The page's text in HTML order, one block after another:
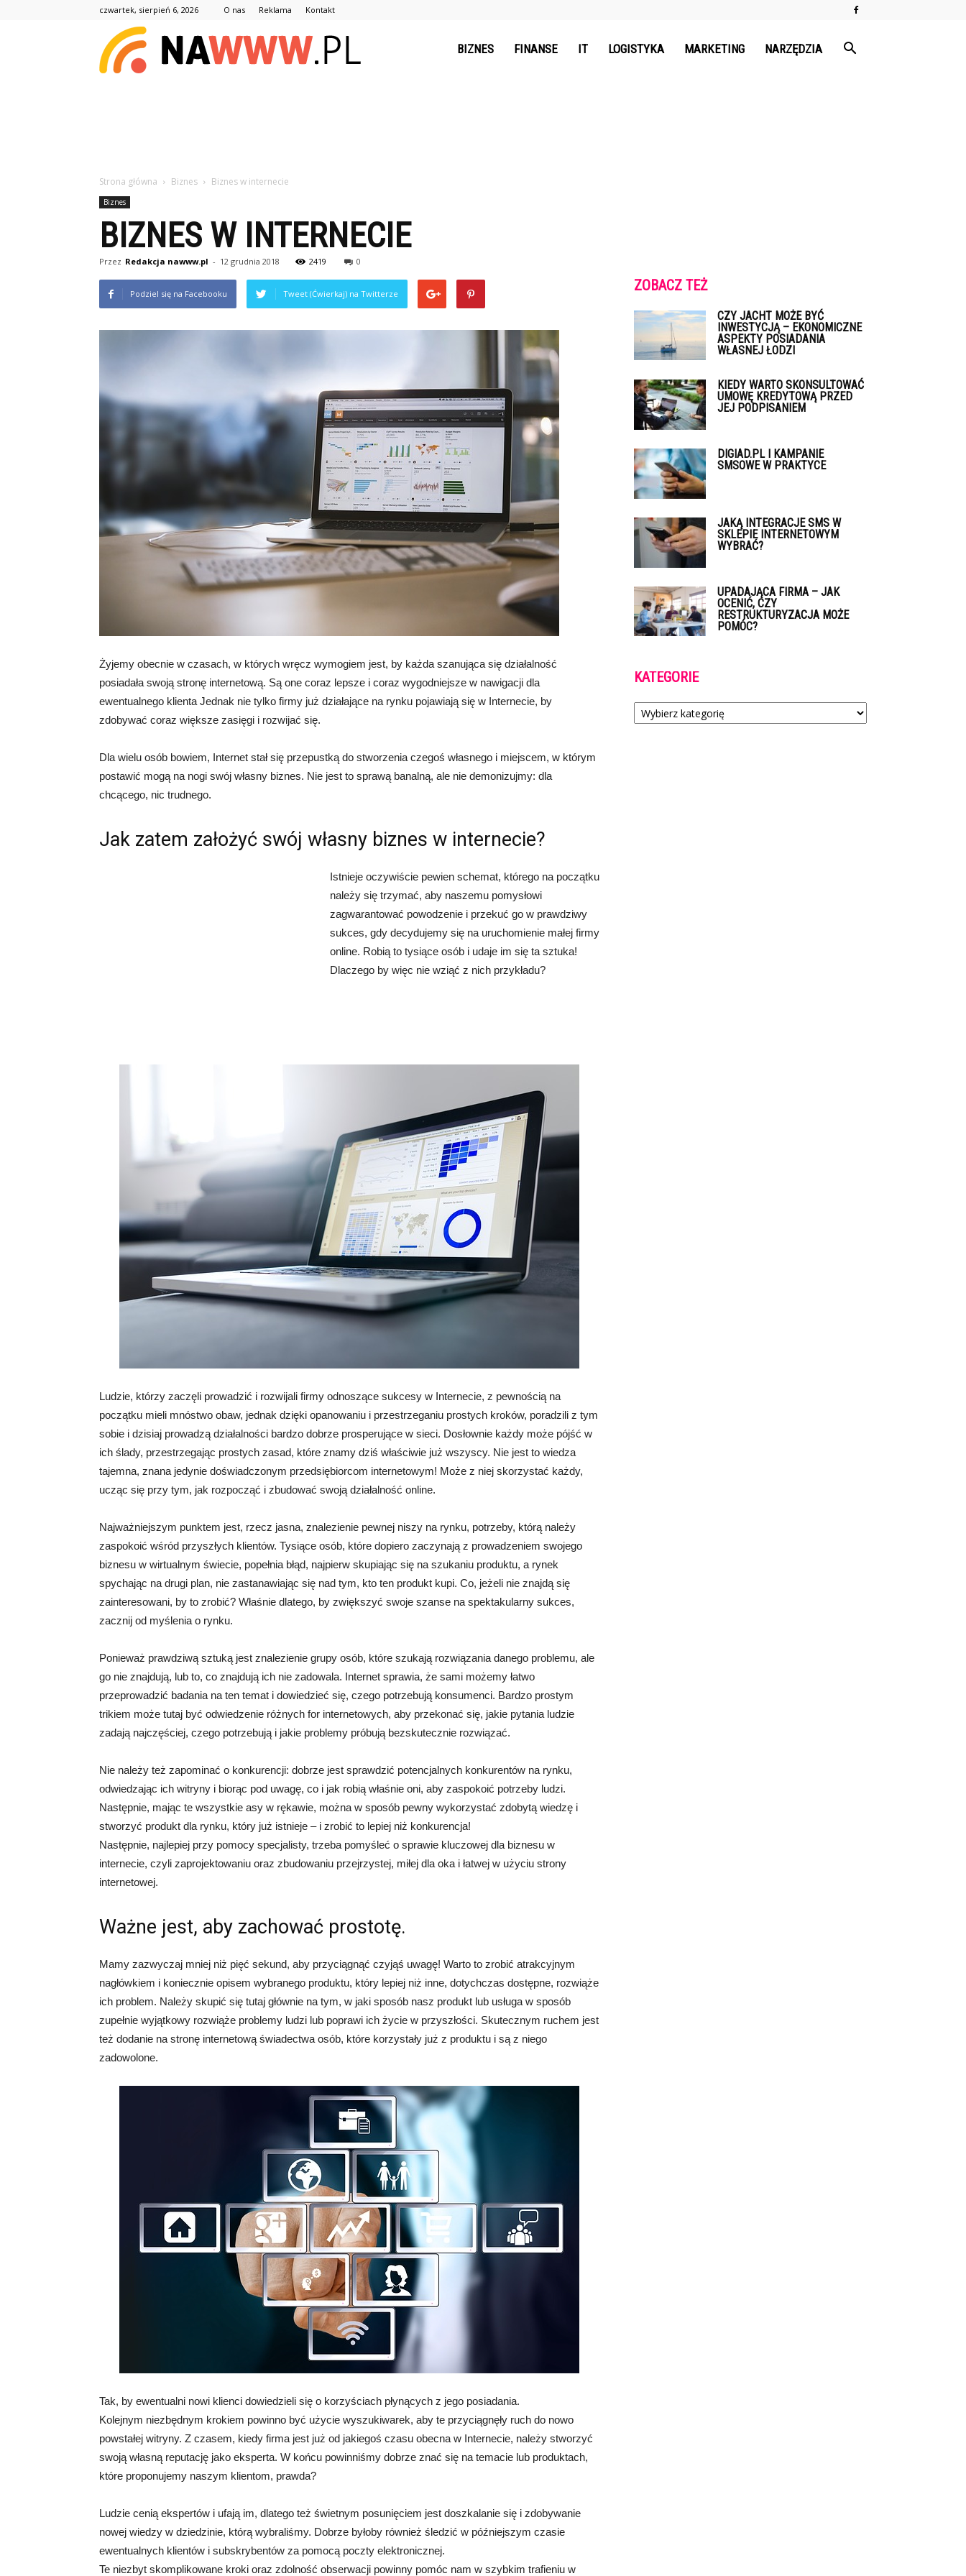
czwartek, sierpień 6, 2026 O nas Reklama Kontakt
BIZNES FINANSE IT LOGISTYKA MARKETING NARZĘDZIA
Strona główna Biznes Biznes w internecie
Biznes
BIZNES W INTERNECIE
Przez Redakcja nawww.pl - 12 grudnia 2018 2419 0
Podziel się na Facebooku Tweet (Ćwierkaj) na Twitterze
Żyjemy obecnie w czasach, w których wręcz wymogiem jest, by każda szanująca się działalność
posiadała swoją stronę internetową. Są one coraz lepsze i coraz wygodniejsze w nawigacji dla
ewentualnego klienta Jednak nie tylko firmy już działające na rynku pojawiają się w Internecie, by
zdobywać coraz większe zasięgi i rozwijać się.
Dla wielu osób bowiem, Internet stał się przepustką do stworzenia czegoś własnego i miejscem, w którym
postawić mogą na nogi swój własny biznes. Nie jest to sprawą banalną, ale nie demonizujmy: dla
chcącego, nic trudnego.
Jak zatem założyć swój własny biznes w internecie?
Istnieje oczywiście pewien schemat, którego na początku
należy się trzymać, aby naszemu pomysłowi
zagwarantować powodzenie i przekuć go w prawdziwy
sukces, gdy decydujemy się na uruchomienie małej firmy
online. Robią to tysiące osób i udaje im się ta sztuka!
Dlaczego by więc nie wziąć z nich przykładu?
Ludzie, którzy zaczęli prowadzić i rozwijali firmy odnoszące sukcesy w Internecie, z pewnością na
początku mieli mnóstwo obaw, jednak dzięki opanowaniu i przestrzeganiu prostych kroków, poradzili z tym
sobie i dzisiaj prowadzą działalności bardzo dobrze prosperujące w sieci. Dosłownie każdy może pójść w
ich ślady, przestrzegając prostych zasad, które znamy dziś właściwie już wszyscy. Nie jest to wiedza
tajemna, znana jedynie doświadczonym przedsiębiorcom internetowym! Może z niej skorzystać każdy,
ucząc się przy tym, jak rozpocząć i zbudować swoją działalność online.
Najważniejszym punktem jest, rzecz jasna, znalezienie pewnej niszy na rynku, potrzeby, którą należy
zaspokoić wśród przyszłych klientów. Tysiące osób, które dopiero zaczynają z prowadzeniem swojego
biznesu w wirtualnym świecie, popełnia błąd, najpierw skupiając się na szukaniu produktu, a rynek
spychając na drugi plan, nie zastanawiając się nad tym, kto ten produkt kupi. Co, jeżeli nie znajdą się
zainteresowani, by to zrobić? Właśnie dlatego, by zwiększyć swoje szanse na spektakularny sukces,
zacznij od myślenia o rynku.
Ponieważ prawdziwą sztuką jest znalezienie grupy osób, które szukają rozwiązania danego problemu, ale
go nie znajdują, lub to, co znajdują ich nie zadowala. Internet sprawia, że sami możemy łatwo
przeprowadzić badania na ten temat i dowiedzieć się, czego potrzebują konsumenci. Bardzo prostym
trikiem może tutaj być odwiedzenie różnych for internetowych, aby przekonać się, jakie pytania ludzie
zadają najczęściej, czego potrzebują i jakie problemy próbują bezskutecznie rozwiązać.
Nie należy też zapominać o konkurencji: dobrze jest sprawdzić potencjalnych konkurentów na rynku,
odwiedzając ich witryny i biorąc pod uwagę, co i jak robią właśnie oni, aby zaspokoić potrzeby ludzi.
Następnie, mając te wszystkie asy w rękawie, można w sposób pewny wykorzystać zdobytą wiedzę i
stworzyć produkt dla rynku, który już istnieje – i zrobić to lepiej niż konkurencja!
Następnie, najlepiej przy pomocy specjalisty, trzeba pomyśleć o sprawie kluczowej dla biznesu w
internecie, czyli zaprojektowaniu oraz zbudowaniu przejrzystej, miłej dla oka i łatwej w użyciu strony
internetowej.
Ważne jest, aby zachować prostotę.
Mamy zazwyczaj mniej niż pięć sekund, aby przyciągnąć czyjąś uwagę! Warto to zrobić atrakcyjnym
nagłówkiem i koniecznie opisem wybranego produktu, który lepiej niż inne, dotychczas dostępne, rozwiąże
ich problem. Należy skupić się tutaj głównie na tym, w jaki sposób nasz produkt lub usługa w sposób
zupełnie wyjątkowy rozwiąże problemy ludzi lub poprawi ich życie w przyszłości. Skutecznym ruchem jest
też dodanie na stronę internetową świadectwa osób, które korzystały już z produktu i są z niego
zadowolone.
Tak, by ewentualni nowi klienci dowiedzieli się o korzyściach płynących z jego posiadania.
Kolejnym niezbędnym krokiem powinno być użycie wyszukiwarek, aby te przyciągnęły ruch do nowo
powstałej witryny. Z czasem, kiedy firma jest już od jakiegoś czasu obecna w Internecie, należy stworzyć
swoją własną reputację jako eksperta. W końcu powinniśmy dobrze znać się na temacie lub produktach,
które proponujemy naszym klientom, prawda?
Ludzie cenią ekspertów i ufają im, dlatego też świetnym posunięciem jest doszkalanie się i zdobywanie
nowej wiedzy w dziedzinie, którą wybraliśmy. Dobrze byłoby również śledzić w późniejszym czasie
ewentualnych klientów i subskrybentów za pomocą poczty elektronicznej.
Te niezbyt skomplikowane kroki oraz zdolność obserwacji powinny pomóc nam w szybkim trafieniu w
ZOBACZ TEŻ
CZY JACHT MOŻE BYĆ
INWESTYCJĄ – EKONOMICZNE
ASPEKTY POSIADANIA
WŁASNEJ ŁODZI
KIEDY WARTO SKONSULTOWAĆ
UMOWĘ KREDYTOWĄ PRZED
JEJ PODPISANIEM
DIGIAD.PL I KAMPANIE
SMSOWE W PRAKTYCE
JAKĄ INTEGRACJE SMS W
SKLEPIE INTERNETOWYM
WYBRAĆ?
UPADAJĄCA FIRMA – JAK
OCENIĆ, CZY
RESTRUKTURYZACJA MOŻE
POMÓC?
KATEGORIE
Kategorie